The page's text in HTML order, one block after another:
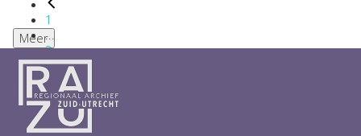
1
...
2
3
4
5
6
...
Meer